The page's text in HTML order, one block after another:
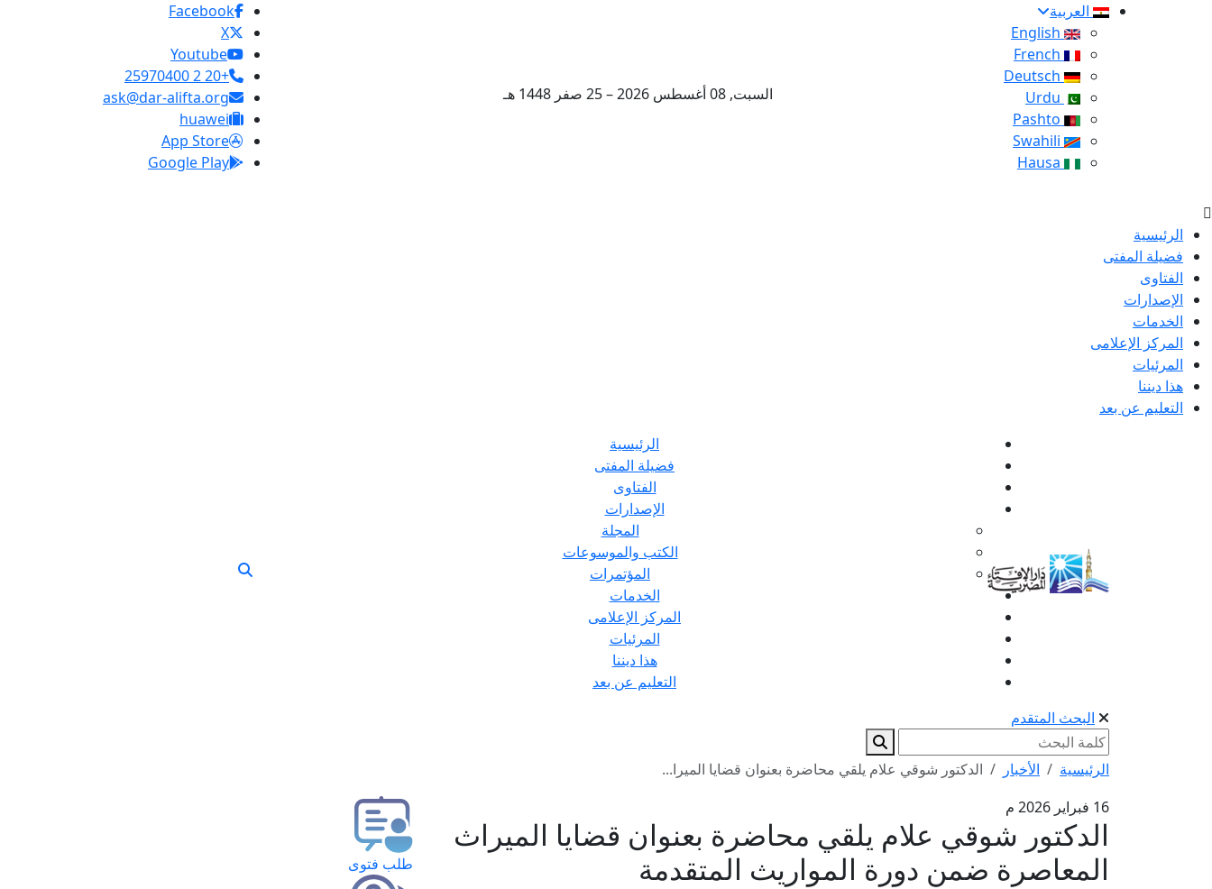
العربية
السبت, 08 أغسطس 2026 – 25 صفر 1448 هـ
Facebook
X
Youtube
+20 2 25970400
ask@dar-alifta.org
huawei
App Store
Google Play
الرئيسية
فضيلة المفتى
الفتاوى
الإصدارات
الخدمات
المركز الإعلامى
المرئيات
هذا ديننا
التعليم عن بعد
الرئيسية
فضيلة المفتى
الفتاوى
الإصدارات
المجلة
الكتب والموسوعات
المؤتمرات
الخدمات
المركز الإعلامى
المرئيات
هذا ديننا
التعليم عن بعد
البحث المتقدم
الرئيسية الأخبار
الدكتور شوقي علام يلقي محاضرة بعنوان قضايا الميرا...
16 فبراير 2026 م
الدكتور شوقي علام يلقي محاضرة بعنوان قضايا الميراث
المعاصرة ضمن دورة المواريث المتقدمة
طلب فتوى